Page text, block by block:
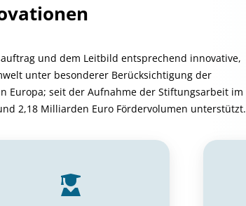
und dem Leitbild entsprechend innovative,
unter besonderer Berücksichtigung der
Europa; seit der Aufnahme der Stiftungsarbeit im
2,18 Milliarden Euro Fördervolumen unterstützt.